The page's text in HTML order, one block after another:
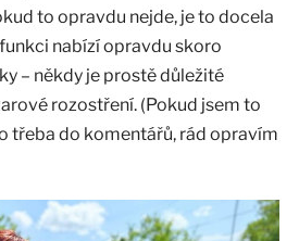
to opravdu nejde, je to docela
nabízí opravdu skoro
– někdy je prostě důležité
rozostření. (Pokud jsem to
třeba do komentářů, rád opravím